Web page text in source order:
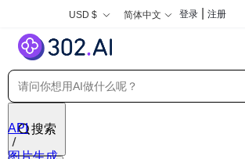
USD $ 简体中文 登录 注册
搜索
API
图片生成